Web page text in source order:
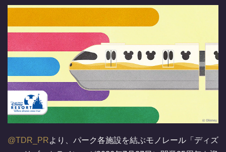
@TDR_PRより、パーク各施設を結ぶモノレール「ディズ